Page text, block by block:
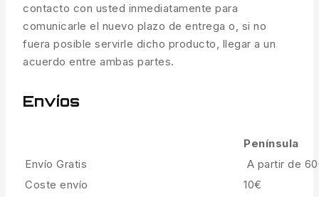
contacto con usted inmediatamente para
comunicarle el nuevo plazo de entrega o, si no
fuera posible servirle dicho producto, llegar a un
acuerdo entre ambas partes.
Envíos
Península
Envío Gratis
A partir de
Coste envío
10€